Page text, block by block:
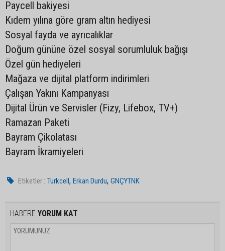
Paycell bakiyesi
Kıdem yılına göre gram altın hediyesi
Sosyal fayda ve ayrıcalıklar
Doğum gününe özel sosyal sorumluluk bağışı
Özel gün hediyeleri
Mağaza ve dijital platform indirimleri
Çalışan Yakını Kampanyası
Dijital Ürün ve Servisler (Fizy, Lifebox, TV+)
Ramazan Paketi
Bayram Çikolatası
Bayram İkramiyeleri
Etiketler : Turkcell,Erkan Durdu,GNÇYTNK
HABERE YORUM KAT